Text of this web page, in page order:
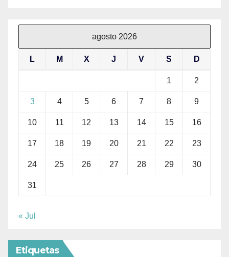
agosto 2026
L M X J V S D
1 2
3 4 5 6 7 8 9
10 11 12 13 14 15 16
17 18 19 20 21 22 23
24 25 26 27 28 29 30
31
« Jul
Etiquetas